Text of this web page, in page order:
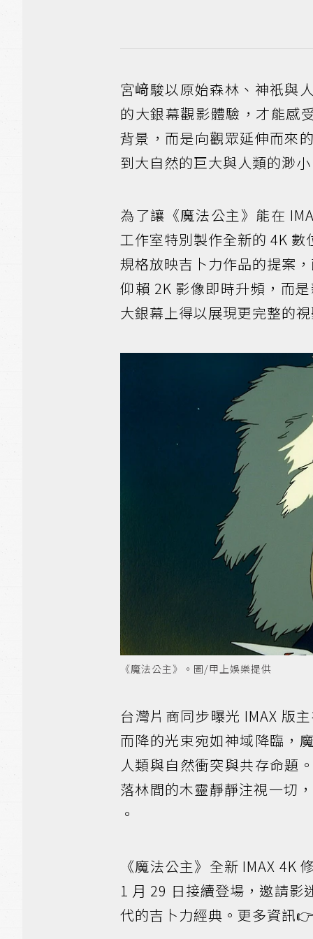
宮﨑駿以原始森林、神祇與
的大銀幕觀影體驗，才能感
背景，而是向觀眾延伸而來
到大自然的巨大與人類的渺
為了讓《魔法公主》能在
工作室特別製作全新的 4K
規格放映吉卜力作品的提案
仰賴 2K 影像即時升頻，而
大銀幕上得以展現更完整的
《魔法公主》。圖/甲上娛樂提供
台灣片商同步曝光 IMAX 版
而降的光束宛如神域降臨，
人類與自然衝突與共存命題
落林間的木靈靜靜注視一切
。
《魔法公主》全新 IMAX 4K
1 月 29 日接續登場，邀請
代的吉卜力經典。更多資訊👉